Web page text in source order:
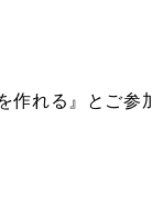
れる』とご参